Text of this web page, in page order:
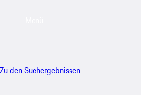
Zu den Suchergebnissen